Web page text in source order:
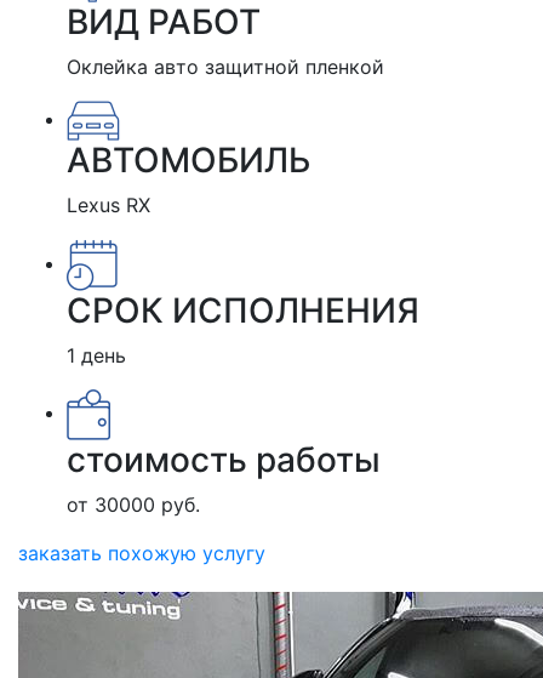
ВИД РАБОТ
Оклейка авто защитной пленкой
АВТОМОБИЛЬ
Lexus RX
СРОК ИСПОЛНЕНИЯ
1 день
стоимость работы
от 30000 руб.
заказать похожую услугу